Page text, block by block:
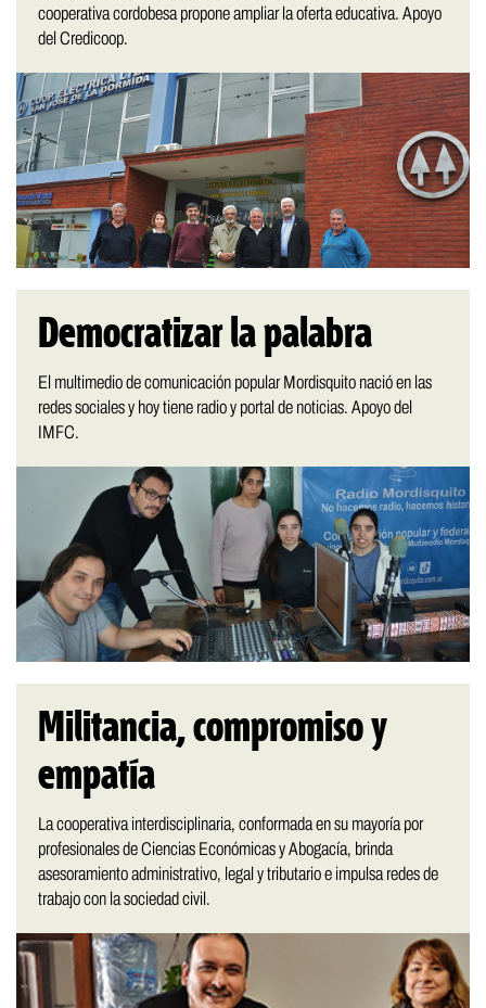
cooperativa cordobesa propone ampliar la oferta educativa. Apoyo
del Credicoop.
Democratizar la palabra
El multimedio de comunicación popular Mordisquito nació en las
redes sociales y hoy tiene radio y portal de noticias. Apoyo del
IMFC.
Militancia, compromiso y
empatía
La cooperativa interdisciplinaria, conformada en su mayoría por
profesionales de Ciencias Económicas y Abogacía, brinda
asesoramiento administrativo, legal y tributario e impulsa redes de
trabajo con la sociedad civil.